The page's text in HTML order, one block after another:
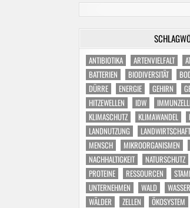
ANTIBIOTIKA ARTENVIELFALT
BATTERIEN
BIODIVERSITÄT
DÜRRE
ENERGIE GEHIRN
HITZEWELLEN
IDW
KLIMASCHUTZ
KLIMAWANDEL
LANDNUTZUNG
LANDWIRTSCHAFT
MENSCH
MIKROORGANISMEN
NACHHALTIGKEIT
NATURSCHUTZ
PROTEINE
RESSOURCEN
UNTERNEHMEN
WALD WASSER
WÄLDER
ZELLEN ÖKOSYSTEM